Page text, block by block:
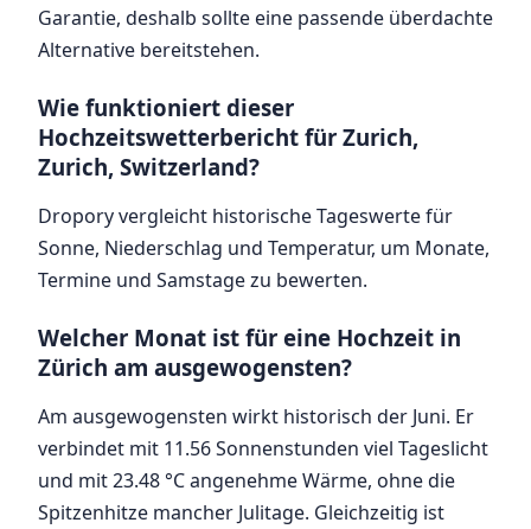
Garantie, deshalb sollte eine passende überdachte
Alternative bereitstehen.
Wie funktioniert dieser
Hochzeitswetterbericht für Zurich,
Zurich, Switzerland?
Dropory vergleicht historische Tageswerte für
Sonne, Niederschlag und Temperatur, um Monate,
Termine und Samstage zu bewerten.
Welcher Monat ist für eine Hochzeit in
Zürich am ausgewogensten?
Am ausgewogensten wirkt historisch der Juni. Er
verbindet mit 11.56 Sonnenstunden viel Tageslicht
und mit 23.48 °C angenehme Wärme, ohne die
Spitzenhitze mancher Julitage. Gleichzeitig ist